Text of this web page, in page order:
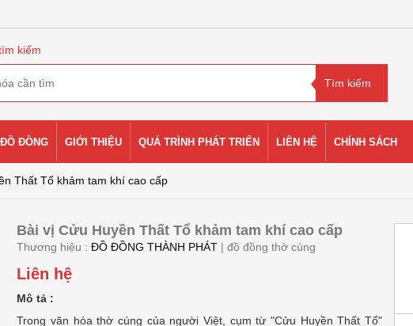
kiếm
ĐỒNG GIỚI THIỆU QUÁ TRÌNH PHÁT TRIỂN LIÊN HỆ CHÍNH SÁCH
Thất Tổ khảm tam khí cao cấp
Bài vị Cửu Huyền Thất Tổ khảm tam khí cao cấp
Thương hiệu :ĐỒ ĐỒNG THÀNH PHÁT | đồ đồng thờ cúng
Liên hệ
Mô tả :
Trong văn hóa thờ cúng của người Việt, cụm từ "Cửu Huyền Thất Tổ"